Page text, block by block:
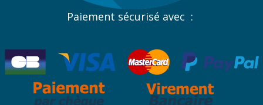
Paiement sécurisé avec :